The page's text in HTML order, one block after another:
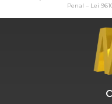
Penal – Lei